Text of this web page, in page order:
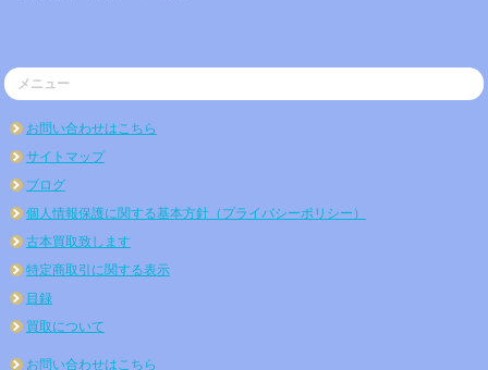
メニュー
お問い合わせはこちら
サイトマップ
ブログ
個人情報保護に関する基本方針（プライバシーポリシー）
古本買取致します
特定商取引に関する表示
目録
買取について
お問い合わせはこちら